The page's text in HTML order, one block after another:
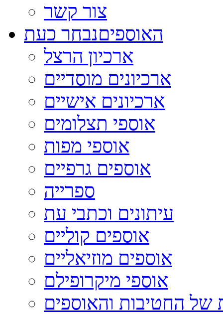
צור קשר
האוספיםנבחר כעת
ארכיון הרצל
ארכיונים מוסדיים
ארכיונים אישיים
אוספי תצלומים
אוספי מפות
אוספים גרפיים
ספרייה
עיתונים וכתבי עת
אוספים קוליים
אוספים מוזיאליים
אוספי מיקרופילם
של החטיבות והאוספים